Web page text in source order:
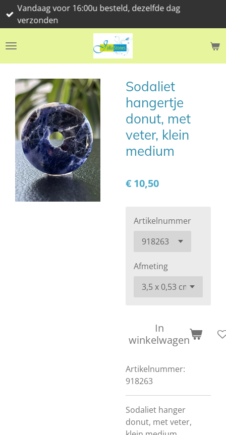
Ga
direct
de
Vandaag voor 16:00u besteld, dezelfde dag
verzonden
Sodaliet
hangertje
donut, met
veter, klein
medium
€ 10,50
Artikelnummer
Afmeting
In
winkelwagen
Artikelnummer:
918263
Sodaliet hanger
donut, met veter,